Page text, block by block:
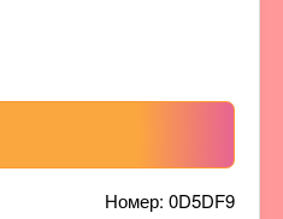
Номер: 0D5DF9